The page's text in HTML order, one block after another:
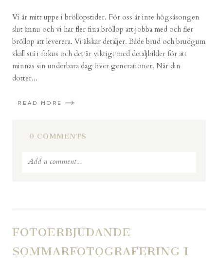
Vi är mitt uppe i bröllopstider. För oss är inte högsäsongen
slut ännu och vi har fler fina bröllop att jobba med och fler
bröllop att leverera. Vi älskar detaljer. Både brud och brudgum
skall stå i fokus och det är viktigt med detaljbilder för att
minnas sin underbara dag över generationer. När din
dotter...
READ MORE
0 COMMENTS
Add a comment...
FOTOERBJUDANDE
SOMMARFOTOGRAFERING I